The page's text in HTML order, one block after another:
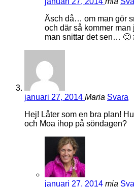
Äsch då… om man gör
och där så kommer
man snittar det sen… 🙂
januari 27, 2014 Maria Svara
Hej! Låter som en bra plan!
och Moa ihop på söndagen?
januari 27, 2014 mia